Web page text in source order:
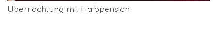
Übernachtung mit Halbpension